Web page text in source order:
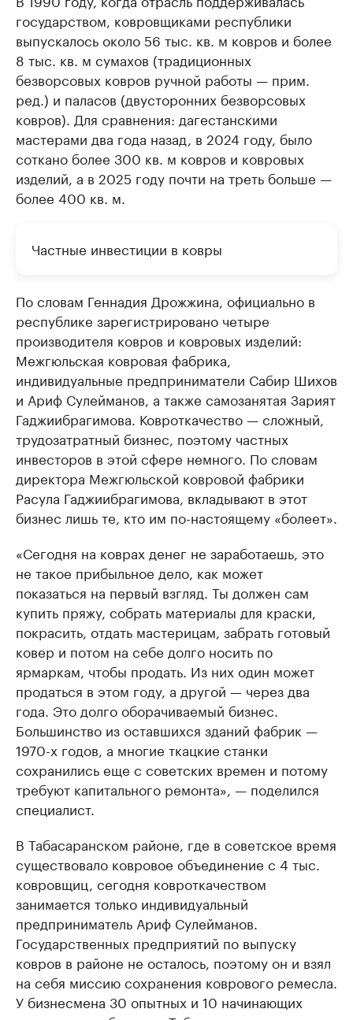
государством, ковровщиками республики
выпускалось около 56 тыс. кв. м ковров и более
8 тыс. кв. м сумахов (традиционных
безворсовых ковров ручной работы — прим.
ред.) и паласов (двусторонних безворсовых
ковров). Для сравнения: дагестанскими
мастерами два года назад, в 2024 году, было
соткано более 300 кв. м ковров и ковровых
изделий, а в 2025 году почти на треть больше —
более 400 кв. м.
Частные инвестиции в ковры
По словам Геннадия Дрожжина, официально в
республике зарегистрировано четыре
производителя ковров и ковровых изделий:
Межгюльская ковровая фабрика,
индивидуальные предприниматели Сабир Шихов
и Ариф Сулейманов, а также самозанятая Зарият
Гаджиибрагимова. Ковроткачество — сложный,
трудозатратный бизнес, поэтому частных
инвесторов в этой сфере немного. По словам
директора Межгюльской ковровой фабрики
Расула Гаджиибрагимова, вкладывают в этот
бизнес лишь те, кто им по-настоящему «болеет».
«Сегодня на коврах денег не заработаешь, это
не такое прибыльное дело, как может
показаться на первый взгляд. Ты должен сам
купить пряжу, собрать материалы для краски,
покрасить, отдать мастерицам, забрать готовый
ковер и потом на себе долго носить по
ярмаркам, чтобы продать. Из них один может
продаться в этом году, а другой — через два
года. Это долго оборачиваемый бизнес.
Большинство из оставшихся зданий фабрик —
1970-х годов, а многие ткацкие станки
сохранились еще с советских времен и потому
требуют капитального ремонта», — поделился
специалист.
В Табасаранском районе, где в советское время
существовало ковровое объединение с 4 тыс.
ковровщиц, сегодня ковроткачеством
занимается только индивидуальный
предприниматель Ариф Сулейманов.
Государственных предприятий по выпуску
ковров в районе не осталось, поэтому он и взял
на себя миссию сохранения коврового ремесла.
У бизнесмена 30 опытных и 10 начинающих